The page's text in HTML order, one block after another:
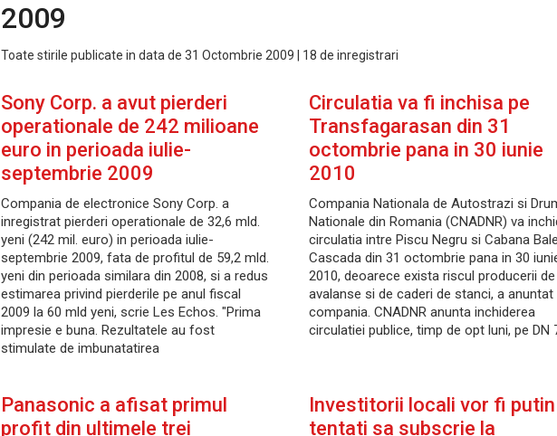
2009
Toate stirile publicate in data de 31 Octombrie 2009 | 18 de inregistrari
Sony Corp. a avut pierderi
operationale de 242 milioane
euro in perioada iulie-
septembrie 2009
Compania de electronice Sony Corp. a
inregistrat pierderi operationale de 32,6 mld.
yeni (242 mil. euro) in perioada iulie-
septembrie 2009, fata de profitul de 59,2 mld.
yeni din perioada similara din 2008, si a redus
estimarea privind pierderile pe anul fiscal
2009 la 60 mld yeni, scrie Les Echos. "Prima
impresie e buna. Rezultatele au fost
stimulate de imbunatatirea
Circulatia va fi inchisa pe
Transfagarasan din 31
octombrie pana in 30 iunie
2010
Compania Nationala de Autostrazi si
Nationale din Romania (CNADNR) va
circulatia intre Piscu Negru si Cabana
Cascada din 31 octombrie pana in 30
2010, deoarece exista riscul producerii de
avalanse si de caderi de stanci, a anuntat
compania. CNADNR anunta inchiderea
circulatiei publice, timp de opt luni, pe DN
Panasonic a afisat primul
profit din ultimele trei
Investitorii locali vor fi putin
tentati sa subscrie la